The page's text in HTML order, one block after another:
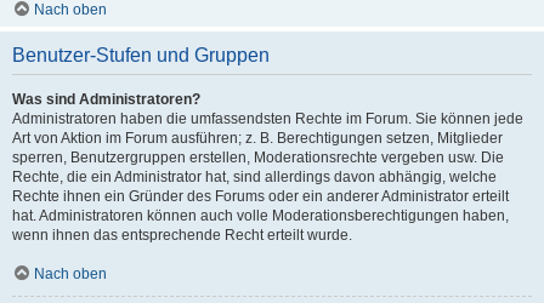
Nach oben
Benutzer-Stufen und Gruppen
Was sind Administratoren?
Administratoren haben die umfassendsten Rechte im Forum. Sie können jede
Art von Aktion im Forum ausführen; z. B. Berechtigungen setzen, Mitglieder
sperren, Benutzergruppen erstellen, Moderationsrechte vergeben usw. Die
Rechte, die ein Administrator hat, sind allerdings davon abhängig, welche
Rechte ihnen ein Gründer des Forums oder ein anderer Administrator erteilt
hat. Administratoren können auch volle Moderationsberechtigungen haben,
wenn ihnen das entsprechende Recht erteilt wurde.
Nach oben